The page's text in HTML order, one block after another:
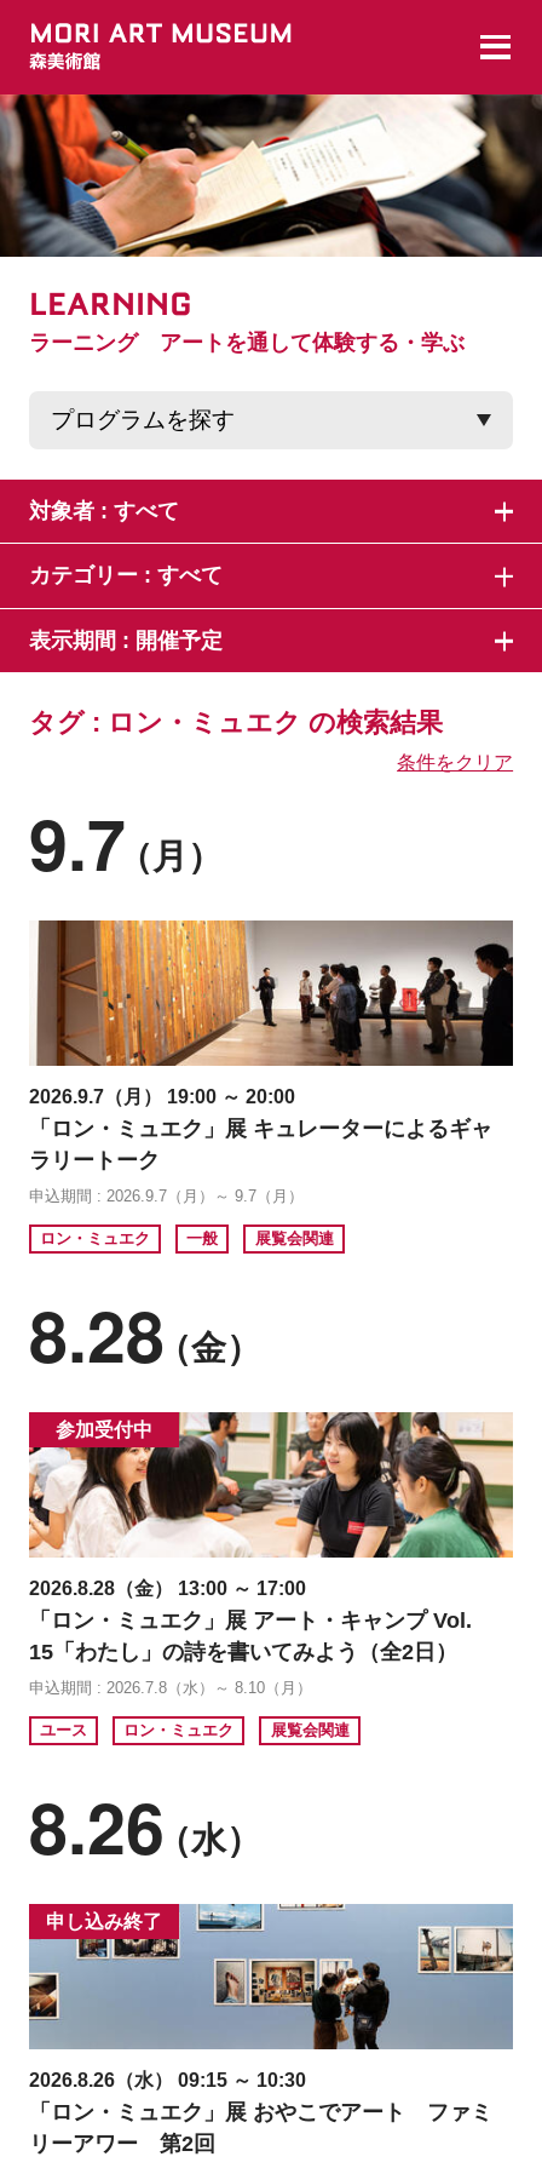
LEARNING
ラーニング アートを通して体験する・学ぶ
対象者 : すべて
カテゴリー : すべて
表示期間 : 開催予定
タグ : ロン・ミュエク の検索結果
条件をクリア
9.7（月）
2026.9.7（月） 19:00 ～ 20:00
「ロン・ミュエク」展 キュレーターによるギャ
ラリートーク
申込期間 : 2026.9.7（月）～ 9.7（月）
ロン・ミュエク 一般 展覧会関連
8.28（金）
参加受付中
2026.8.28（金） 13:00 ～ 17:00
「ロン・ミュエク」展 アート・キャンプ Vol.
15「わたし」の詩を書いてみよう（全2日）
申込期間 : 2026.7.8（水）～ 8.10（月）
ユース ロン・ミュエク 展覧会関連
8.26（水）
申し込み終了
2026.8.26（水） 09:15 ～ 10:30
「ロン・ミュエク」展 おやこでアート ファミ
リーアワー 第2回